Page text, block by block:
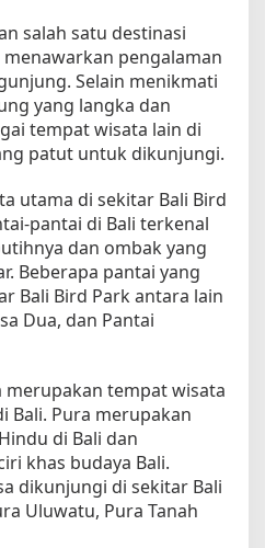
salah satu destinasi
pengalaman
Selain menikmati
yang langka dan
tempat wisata lain di
patut untuk dikunjungi.
utama di sekitar Bali Bird
pantai di Bali terkenal
dan ombak yang
Beberapa pantai yang
Bali Bird Park antara lain
Dua, dan Pantai
merupakan tempat wisata
Bali. Pura merupakan
di Bali dan
khas budaya Bali.
dikunjungi di sekitar Bali
Uluwatu, Pura Tanah